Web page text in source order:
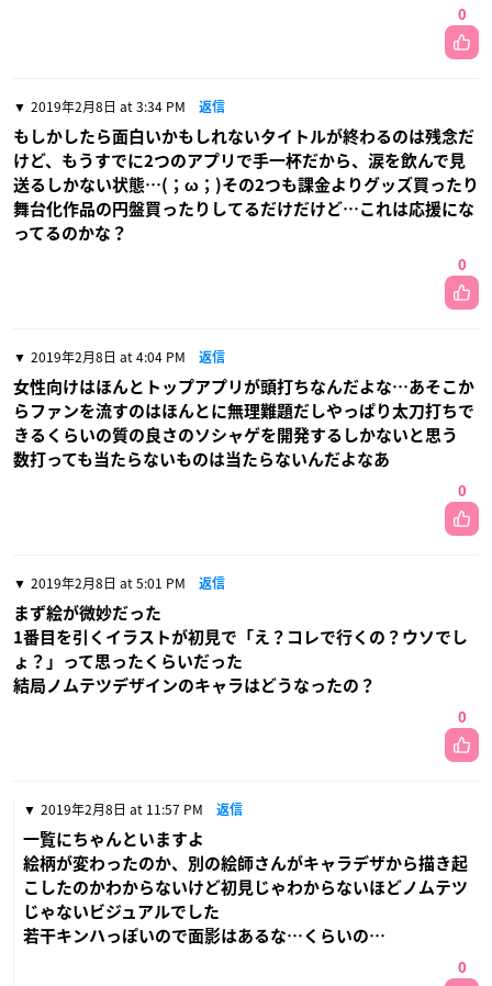
0
2019年2月8日 at 3:34 PM 返信
もしかしたら面白いかもしれないタイトルが終わるのは残念だ
けど、もうすでに2つのアプリで手一杯だから、涙を飲んで見
送るしかない状態…(；ω；)その2つも課金よりグッズ買ったり
舞台化作品の円盤買ったりしてるだけだけど…これは応援にな
ってるのかな？
0
2019年2月8日 at 4:04 PM 返信
女性向けはほんとトップアプリが頭打ちなんだよな…あそこか
らファンを流すのはほんとに無理難題だしやっぱり太刀打ちで
きるくらいの質の良さのソシャゲを開発するしかないと思う
数打っても当たらないものは当たらないんだよなあ
0
2019年2月8日 at 5:01 PM 返信
まず絵が微妙だった
1番目を引くイラストが初見で「え？コレで行くの？ウソでし
ょ？」って思ったくらいだった
結局ノムテツデザインのキャラはどうなったの？
0
2019年2月8日 at 11:57 PM 返信
一覧にちゃんといますよ
絵柄が変わったのか、別の絵師さんがキャラデザから描き起
こしたのかわからないけど初見じゃわからないほどノムテツ
じゃないビジュアルでした
若干キンハっぽいので面影はあるな…くらいの…
0